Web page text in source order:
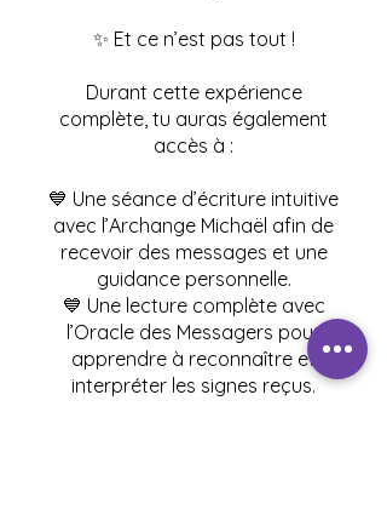
✨ Et ce n’est pas tout !
Durant cette expérience
complète, tu auras également
accès à :
💙 Une séance d’écriture intuitive
avec l’Archange Michaël afin de
recevoir des messages et une
guidance personnelle.
💙 Une lecture complète avec
l’Oracle des Messagers pour
apprendre à reconnaître et
interpréter les signes reçus.